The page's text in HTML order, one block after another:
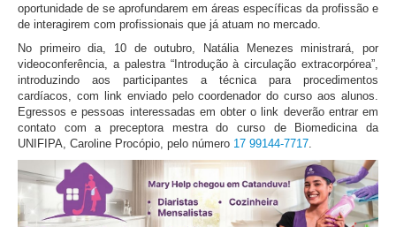
oportunidade de se aprofundarem em áreas específicas da profissão e
de interagirem com profissionais que já atuam no mercado.
No primeiro dia, 10 de outubro, Natália Menezes ministrará, por
videoconferência, a palestra “Introdução à circulação extracorpórea”,
introduzindo aos participantes a técnica para procedimentos
cardíacos, com link enviado pelo coordenador do curso aos alunos.
Egressos e pessoas interessadas em obter o link deverão entrar em
contato com a preceptora mestra do curso de Biomedicina da
UNIFIPA, Caroline Procópio, pelo número 17 99144-7717